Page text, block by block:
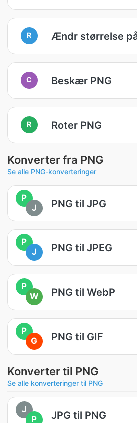
R Ændr størrelse
C Beskær PNG
R Roter PNG
Konverter fra PNG
Se alle PNG-konverteringer
P
J
PNG til JPG
P
J
PNG til JPEG
P
W
PNG til WebP
P
G
PNG til GIF
Konverter til PNG
Se alle konverteringer til PNG
J
P
JPG til PNG